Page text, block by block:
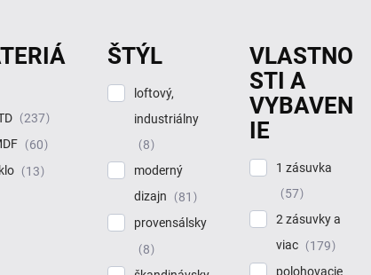
237
60
13
ŠTÝL
loftový,
industriálny
8
moderný
dizajn
81
provensálsky
8
VLASTNO
STI A
VYBAVEN
IE
1 zásuvka
57
2 zásuvky a
viac
179
polohovacie